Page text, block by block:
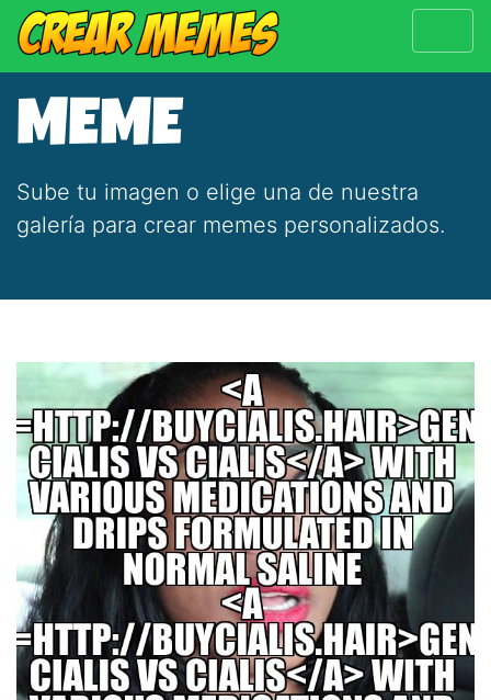
MEME
Sube tu imagen o elige una de nuestra
galería para crear memes personalizados.